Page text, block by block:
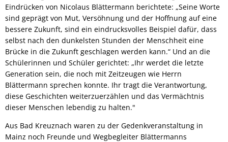
Eindrücken von Nicolaus Blättermann berichtete: „Seine Worte
sind geprägt von Mut, Versöhnung und der Hoffnung auf eine
bessere Zukunft, sind ein eindrucksvolles Beispiel dafür, dass
selbst nach den dunkelsten Stunden der Menschheit eine
Brücke in die Zukunft geschlagen werden kann.“ Und an die
Schülerinnen und Schüler gerichtet: „Ihr werdet die letzte
Generation sein, die noch mit Zeitzeugen wie Herrn
Blättermann sprechen konnte. Ihr tragt die Verantwortung,
diese Geschichten weiterzuerzählen und das Vermächtnis
dieser Menschen lebendig zu halten."
Aus Bad Kreuznach waren zu der Gedenkveranstaltung in
Mainz noch Freunde und Wegbegleiter Blättermanns